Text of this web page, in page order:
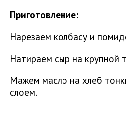
Приготовление:
Нарезаем колбасу и
Натираем сыр на крупной
Мажем масло на хлеб
слоем.